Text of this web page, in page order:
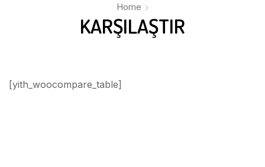
Home
KARŞILAŞTIR
[yith_woocompare_table]